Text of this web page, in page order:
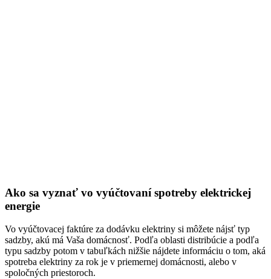
Ako sa vyznať vo vyúčtovaní spotreby elektrickej
energie
Vo vyúčtovacej faktúre za dodávku elektriny si môžete nájsť typ
sadzby, akú má Vaša domácnosť. Podľa oblasti distribúcie a podľa
typu sadzby potom v tabuľkách nižšie nájdete informáciu o tom, aká
spotreba elektriny za rok je v priemernej domácnosti, alebo v
spoločných priestoroch.